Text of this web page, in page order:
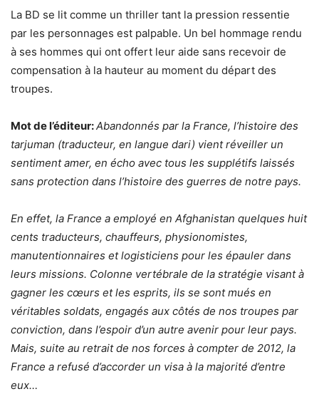
La BD se lit comme un thriller tant la pression ressentie
par les personnages est palpable. Un bel hommage rendu
à ses hommes qui ont offert leur aide sans recevoir de
compensation à la hauteur au moment du départ des
troupes.
Mot de l’éditeur:Abandonnés par la France, l’histoire des
tarjuman (traducteur, en langue dari) vient réveiller un
sentiment amer, en écho avec tous les supplétifs laissés
sans protection dans l’histoire des guerres de notre pays.
En effet, la France a employé en Afghanistan quelques huit
cents traducteurs, chauffeurs, physionomistes,
manutentionnaires et logisticiens pour les épauler dans
leurs missions. Colonne vertébrale de la stratégie visant à
gagner les cœurs et les esprits, ils se sont mués en
véritables soldats, engagés aux côtés de nos troupes par
conviction, dans l’espoir d’un autre avenir pour leur pays.
Mais, suite au retrait de nos forces à compter de 2012, la
France a refusé d’accorder un visa à la majorité d’entre
eux…